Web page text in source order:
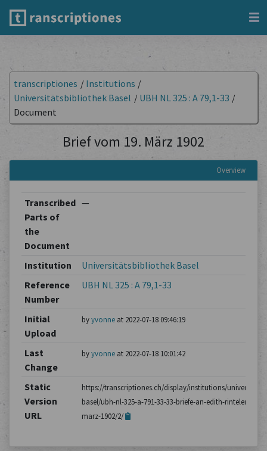
transcriptiones / Institutions /
Universitätsbibliothek Basel / UBH NL 325 : A 79,1-33 /
Document
Brief vom 19. März 1902
Overview
Transcribed
Parts of
the
Document
—
Institution
Universitätsbibliothek Basel
Reference
Number
UBH NL 325 : A 79,1-33
Initial
Upload
byyvonneat 2022-07-18 09:46:19
Last
Change
byyvonneat 2022-07-18 10:01:42
Static
Version
URL
https://transcriptiones.ch/display/institutions/
basel/ubh-nl-325-a-791-33-33-briefe-an-edith-rintelen/
marz-1902/2/